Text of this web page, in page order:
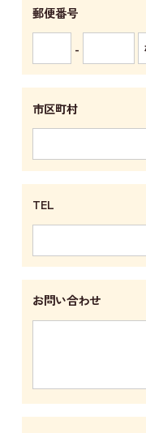
郵便番号
-
市区町村
TEL
お問い合わせ